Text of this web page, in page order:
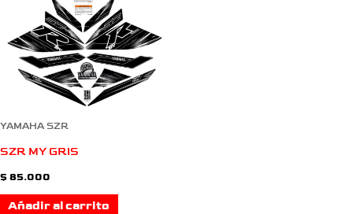
YAMAHA SZR
SZR MY GRIS
$ 85.000
Añadir al carrito